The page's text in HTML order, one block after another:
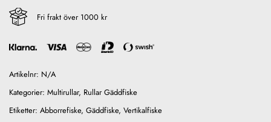
Fri frakt över 1000 kr
Artikelnr: N/A
Kategorier: Multirullar, Rullar Gäddfiske
Etiketter: Abborrefiske, Gäddfiske, Vertikalfiske